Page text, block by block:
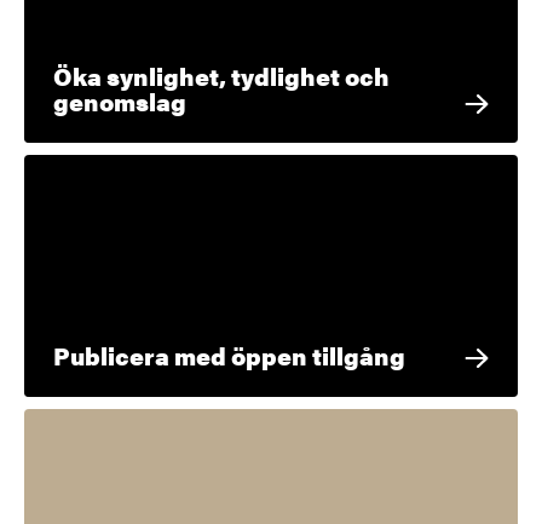
Öka synlighet, tydlighet och
genomslag
Publicera med öppen tillgång